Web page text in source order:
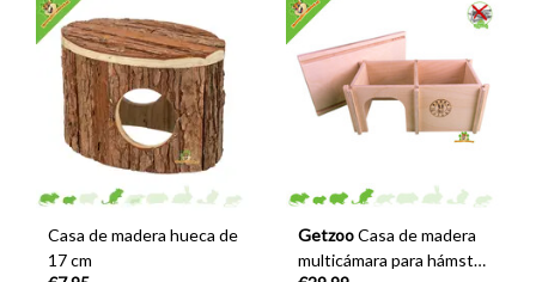
Casa de madera hueca de
17 cm
Getzoo Casa de madera
multicámara para hámster